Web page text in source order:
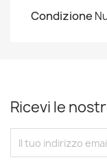
Condizione
Ricevi le